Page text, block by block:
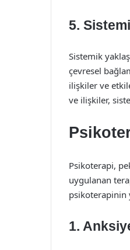
5.
Sistemik
çevresel
ilişkiler ve
ve ilişkiler,
Psikoterapi,
uygulanan
psikoterapinin
1.